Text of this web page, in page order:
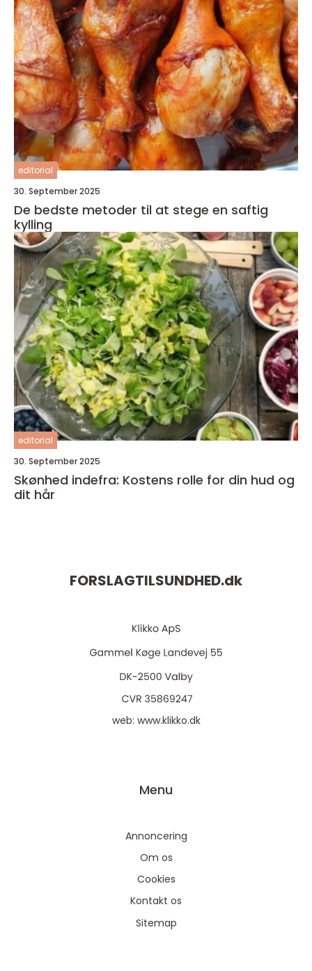
editorial
30. September 2025
De bedste metoder til at stege en saftig
kylling
editorial
30. September 2025
Skønhed indefra: Kostens rolle for din hud og
dit hår
FORSLAGTILSUNDHED.dk
web: www.klikko.dk
Menu
Annoncering
Om os
Cookies
Kontakt os
Sitemap